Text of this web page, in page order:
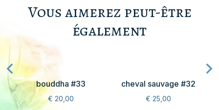
Vous aimerez peut-être
également
bouddha #33
€ 20,00
cheval sauvage #32
€ 25,00